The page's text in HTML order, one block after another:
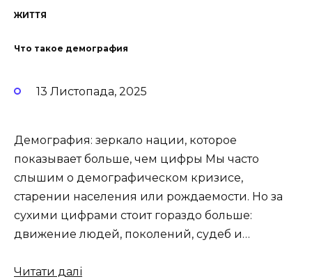
ЖИТТЯ
Что такое демография
13 Листопада, 2025
Демография: зеркало нации, которое
показывает больше, чем цифры Мы часто
слышим о демографическом кризисе,
старении населения или рождаемости. Но за
сухими цифрами стоит гораздо больше:
движение людей, поколений, судеб и…
Читати далі